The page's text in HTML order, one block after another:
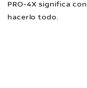
PRO-4X significa
hacerlo todo.